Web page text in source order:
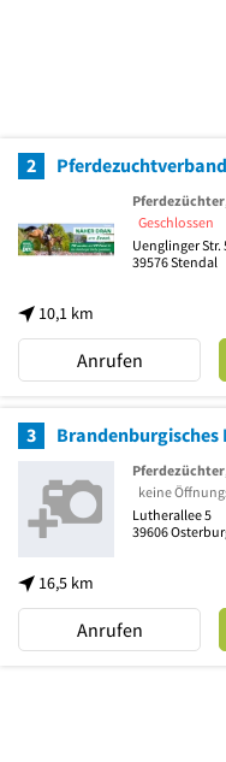
2
10,1 km
Pferdezüchter
Geschlossen
Uenglinger Str.
39576Stendal
Anrufen
3 Brandenburgisches
16,5 km
Pferdezüchter
keine
Lutherallee 5
39606
Anrufen